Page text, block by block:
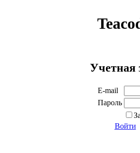
Учетная
E-mail
Пароль
Войти